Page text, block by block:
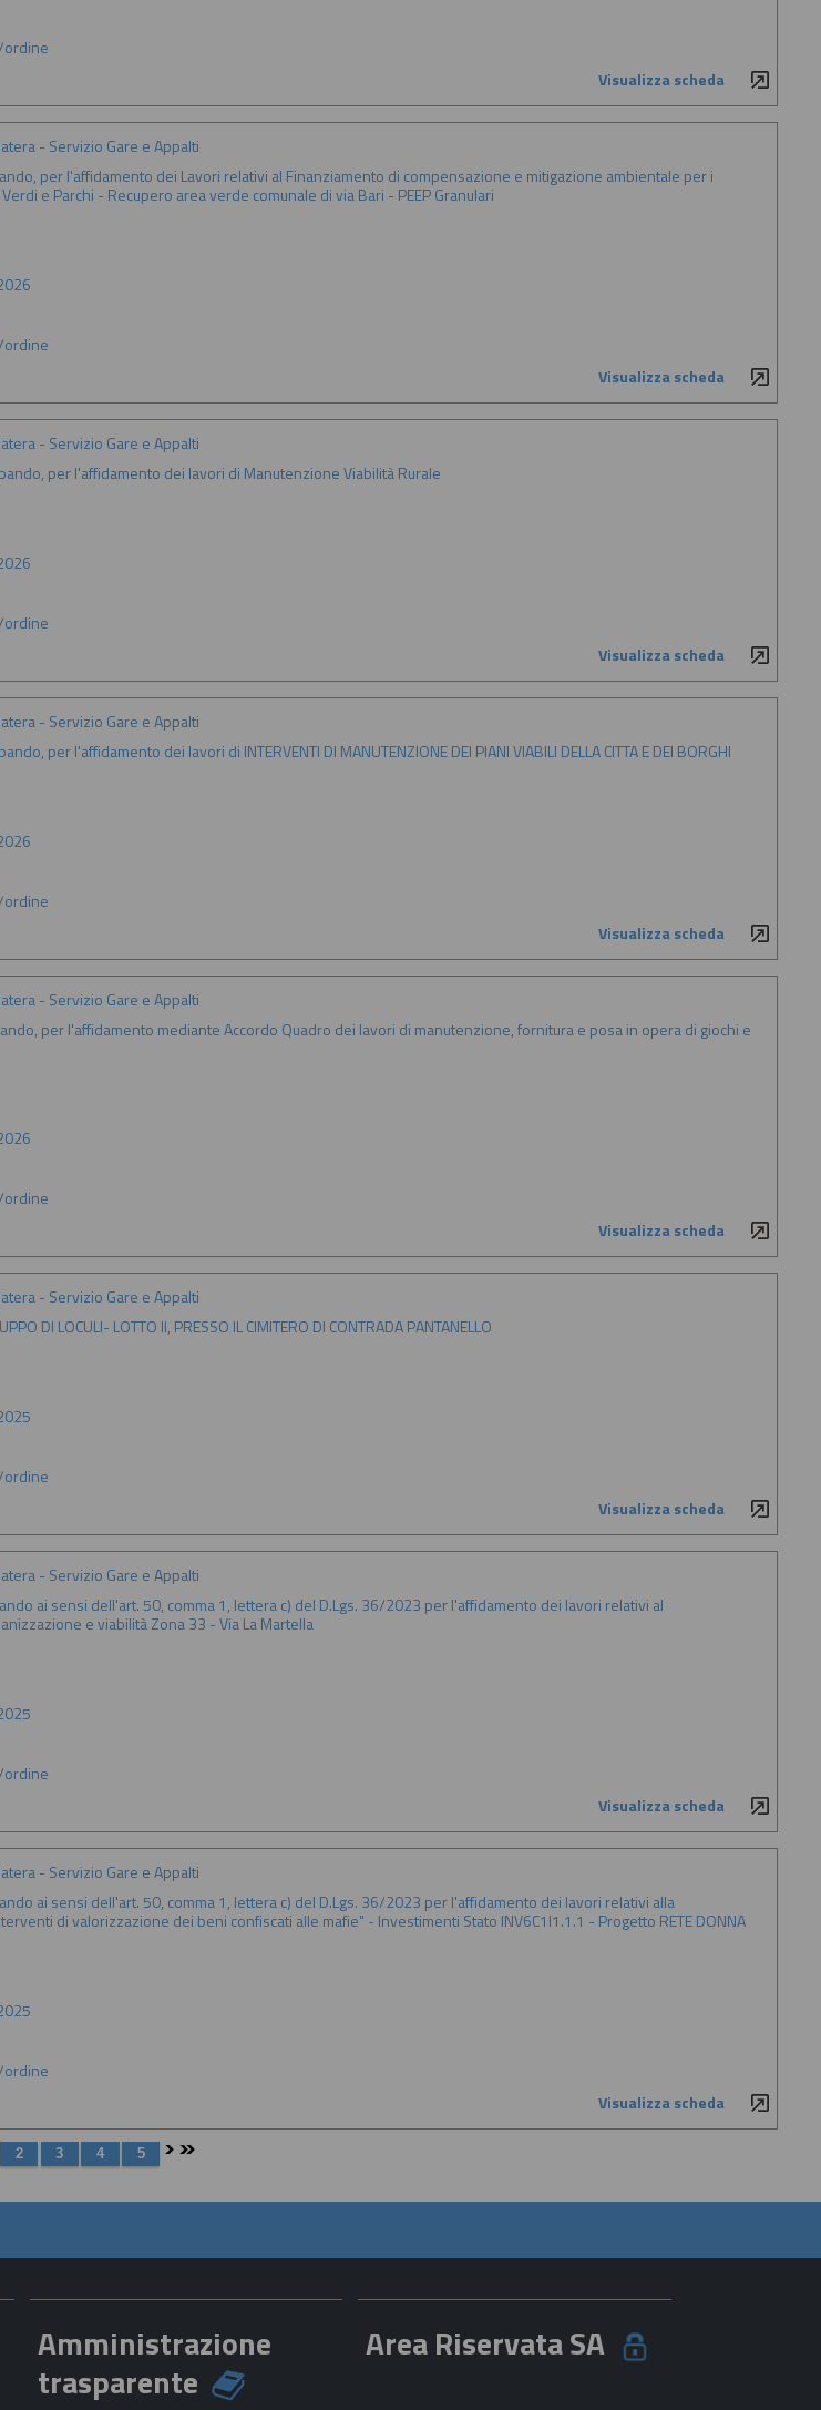
ordine
Visualizza scheda
- Servizio Gare e Appalti
per l'affidamento dei Lavori relativi al Finanziamento di compensazione e mitigazione ambientale per i
e Parchi - Recupero area verde comunale di via Bari - PEEP Granulari
ordine
Visualizza scheda
- Servizio Gare e Appalti
per l'affidamento dei lavori di Manutenzione Viabilità Rurale
ordine
Visualizza scheda
- Servizio Gare e Appalti
per l'affidamento dei lavori di INTERVENTI DI MANUTENZIONE DEI PIANI VIABILI DELLA CITTA E DEI BORGHI
ordine
Visualizza scheda
- Servizio Gare e Appalti
per l'affidamento mediante Accordo Quadro dei lavori di manutenzione, fornitura e posa in opera di giochi e
ordine
Visualizza scheda
- Servizio Gare e Appalti
DI LOCULI- LOTTO II, PRESSO IL CIMITERO DI CONTRADA PANTANELLO
ordine
Visualizza scheda
- Servizio Gare e Appalti
ai sensi dell'art. 50, comma 1, lettera c) del D.Lgs. 36/2023 per l'affidamento dei lavori relativi al
e viabilità Zona 33 - Via La Martella
ordine
Visualizza scheda
- Servizio Gare e Appalti
ai sensi dell'art. 50, comma 1, lettera c) del D.Lgs. 36/2023 per l'affidamento dei lavori relativi alla
di valorizzazione dei beni confiscati alle mafie" - Investimenti Stato INV6C1I1.1.1 - Progetto RETE DONNA
ordine
Visualizza scheda
Amministrazione
trasparente
Area Riservata SA